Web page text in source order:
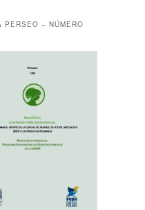
PERSEO – NÚMERO